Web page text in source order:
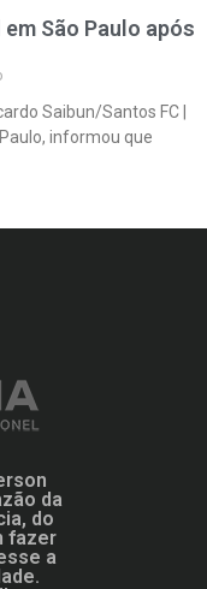
São Paulo após
Saibun/Santos FC |
informou que
da
do
fazer
a